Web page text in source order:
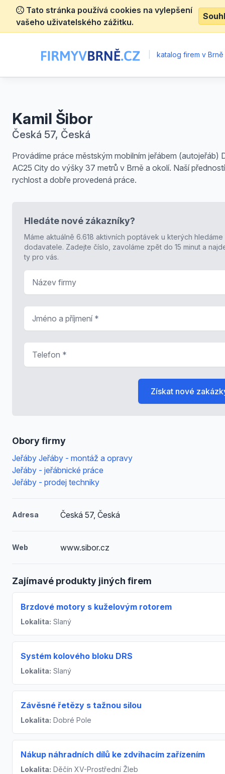
Tato stránka používá cookies na vylepšení
vašeho uživatelského zážitku.
katalog firem v Brně
Kamil Šibor
Česká 57, Česká
Provádíme práce městským mobilním jeřábem (autojeřáb)
AC25 City do výšky 37 metrů v Brně a okolí. Naší
rychlost a dobře provedená práce.
Obory firmy
Jeřáby Jeřáby - montáž a opravy
Jeřáby - jeřábnické práce
Jeřáby - prodej techniky
Adresa Česká 57, Česká
Web www.sibor.cz
Zajímavé produkty jiných firem
Brzdové motory s kuželovým rotorem
Lokalita: Slaný
Systém kolového bloku DRS
Lokalita: Slaný
Závěsné řetězy s tažnou silou
Lokalita: Dobré Pole
Nákup náhradních dílů ke zdvihacím zařízením
Lokalita: Děčín XV-Prostřední Žleb
Hledáte nové zákazníky?
Máme aktuálně 6.618 aktivních poptávek u kterých hledáme
dodavatele. Zadejte číslo, zavoláme zpět do 15 minut a
ty pro vás.
Získat nové